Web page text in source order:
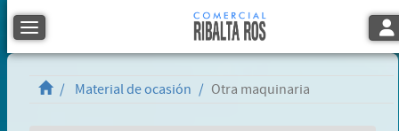
Toggle navigation
Material de ocasión Otra maquinaria